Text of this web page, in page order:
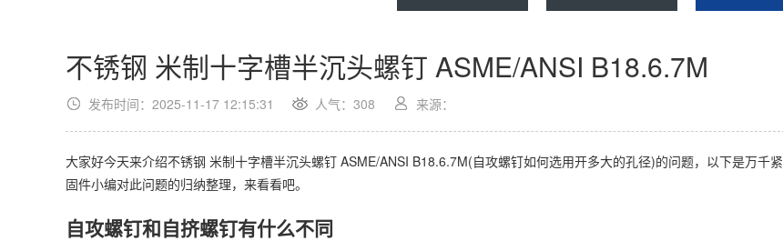
不锈钢 米制十字槽半沉头螺钉 ASME/ANSI B18.6.7M
发布时间：2025-11-17 12:15:31 人气： 308 来源：
大家好今天来介绍不锈钢 米制十字槽半沉头螺钉 ASME/ANSI B18.6.7M(自攻螺钉如何选用开多大的孔径)的问题，以下是万千紧
固件小编对此问题的归纳整理，来看看吧。
自攻螺钉和自挤螺钉有什么不同